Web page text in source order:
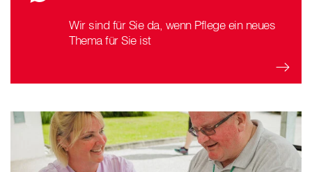
Wir sind für Sie da, wenn Pflege ein neues
Thema für Sie ist